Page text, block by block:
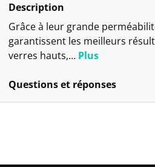
Description
Grâce à leur grande
garantissent les meilleurs
verres hauts,… Plus
Questions et réponses